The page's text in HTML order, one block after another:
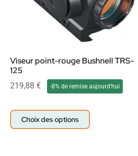
Viseur point-rouge Bushnell TRS-
125
219,88€ -8% de remise aujourd'hui
Choix des options